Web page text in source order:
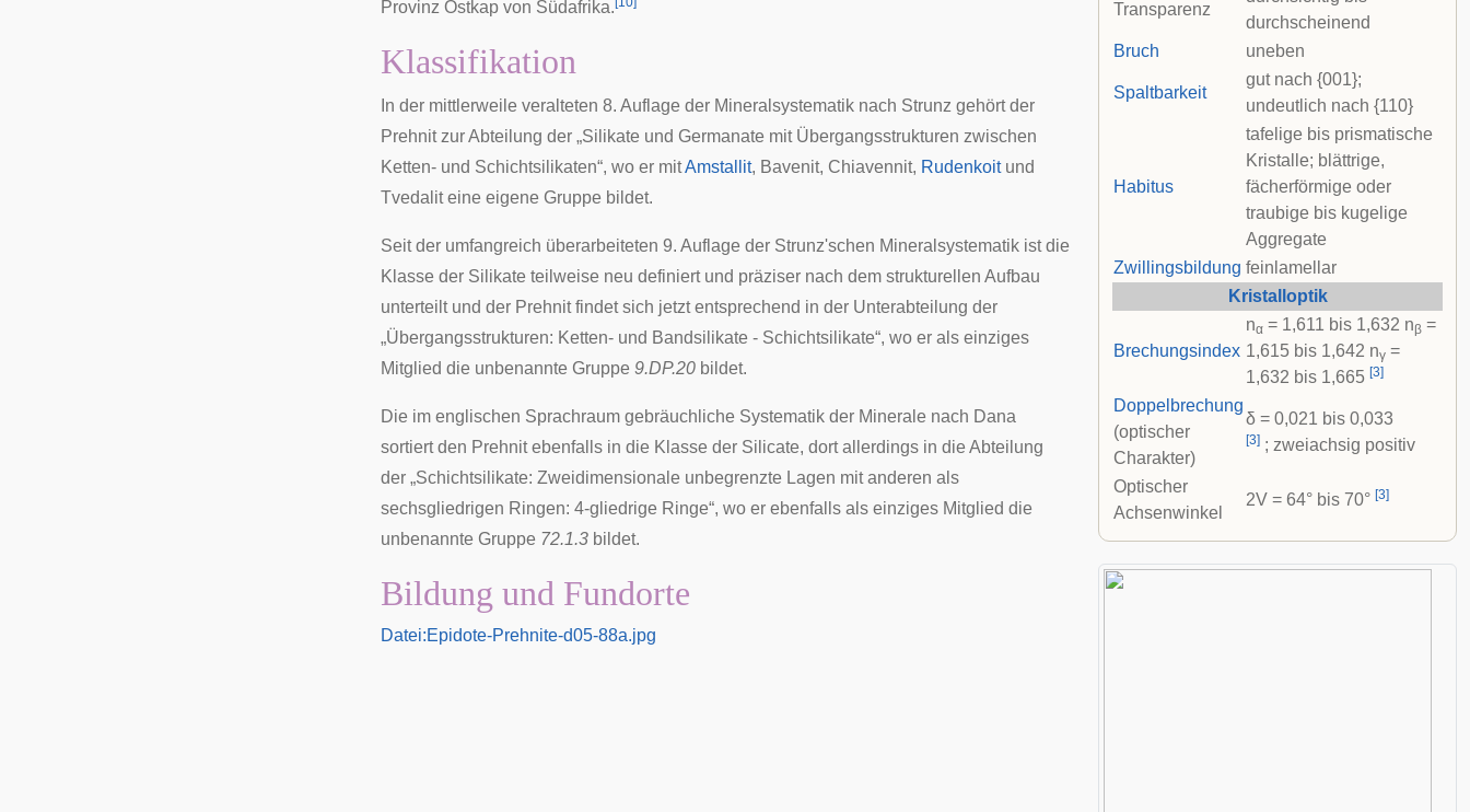
Transparenz
durchscheinend
Bruch
uneben
Spaltbarkeit
gut nach {001};
undeutlich nach {110}
Habitus
tafelige bis prismatische
Kristalle; blättrige,
fächerförmige oder
traubige bis kugelige
Aggregate
Zwillingsbildung feinlamellar
Kristalloptik
Brechungsindex
nα = 1,611 bis 1,632 nβ =
1,615 bis 1,642 nγ =
1,632 bis 1,665 [3]
Doppelbrechung
(optischer
Charakter)
δ = 0,021 bis 0,033
[3] ; zweiachsig positiv
Optischer
Achsenwinkel
2V = 64° bis 70° [3]
Provinz Ostkap von Südafrika.
Klassifikation
In der mittlerweile veralteten 8. Auflage der Mineralsystematik nach Strunz gehört der
Prehnit zur Abteilung der „Silikate und Germanate mit Übergangsstrukturen zwischen
Ketten- und Schichtsilikaten“, wo er mitAmstallit, Bavenit, Chiavennit, Rudenkoitund
Tvedaliteine eigene Gruppe bildet.
Seit der umfangreich überarbeiteten 9. Auflage der Strunz'schen Mineralsystematik ist die
Klasse der Silikate teilweise neu definiert und präziser nach dem strukturellen Aufbau
unterteilt und der Prehnit findet sich jetzt entsprechend in der Unterabteilung der
„Übergangsstrukturen: Ketten- und Bandsilikate - Schichtsilikate“, wo er als einziges
Mitglied die unbenannte Gruppe 9.DP.20 bildet.
Die im englischen Sprachraum gebräuchliche Systematik der Minerale nach Dana
sortiert den Prehnit ebenfalls in die Klasse der Silicate, dort allerdings in die Abteilung
der „Schichtsilikate: Zweidimensionale unbegrenzte Lagen mit anderen als
sechsgliedrigen Ringen: 4-gliedrige Ringe“, wo er ebenfalls als einziges Mitglied die
unbenannte Gruppe 72.1.3 bildet.
Bildung und Fundorte
Datei:Epidote-Prehnite-d05-88a.jpg